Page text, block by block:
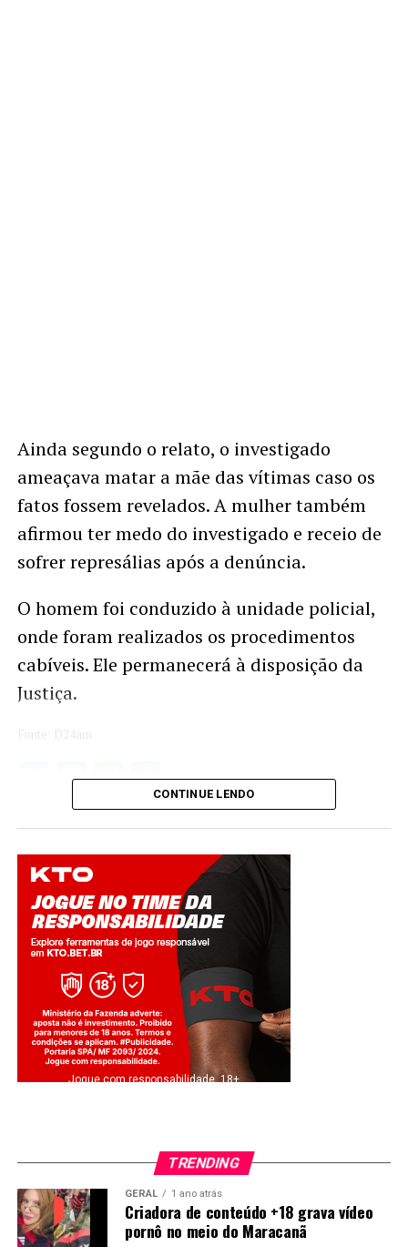
Ainda segundo o relato, o investigado
ameaçava matar a mãe das vítimas caso os
fatos fossem revelados. A mulher também
afirmou ter medo do investigado e receio de
sofrer represálias após a denúncia.
O homem foi conduzido à unidade policial,
onde foram realizados os procedimentos
cabíveis. Ele permanecerá à disposição da
Justiça.
Fonte: D24am
Twitter
Facebook
WhatsApp
Share
CONTINUE LENDO
Jogue com responsabilidade. 18+
TRENDING
GERAL 1 ano atrás
Criadora de conteúdo +18 grava vídeo
pornô no meio do Maracanã